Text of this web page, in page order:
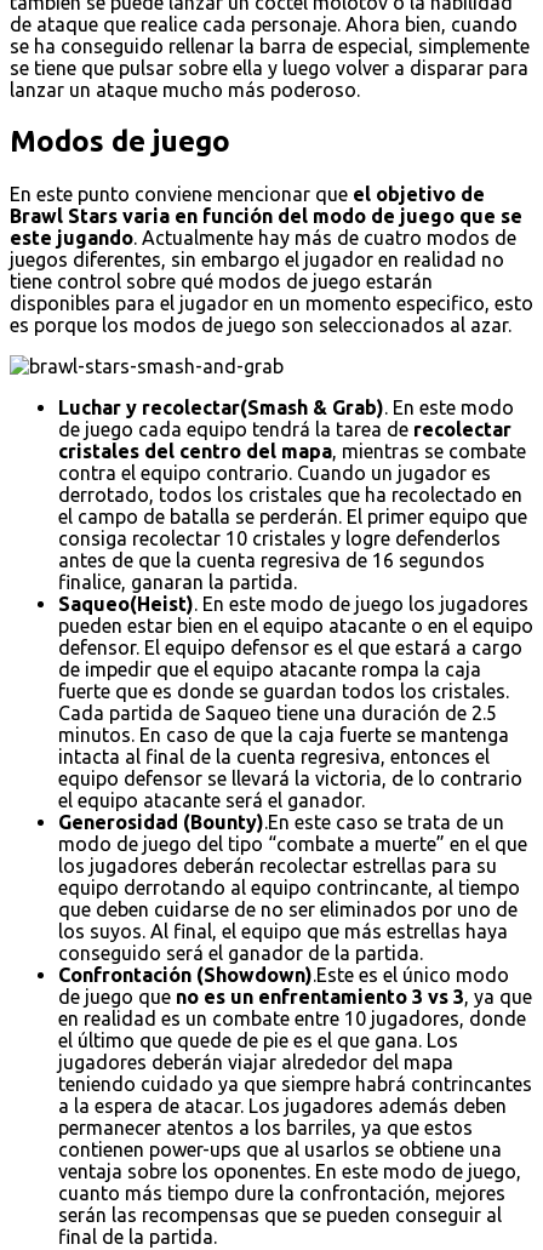
de ataque que realice cada personaje. Ahora bien, cuando
se ha conseguido rellenar la barra de especial, simplemente
se tiene que pulsar sobre ella y luego volver a disparar para
lanzar un ataque mucho más poderoso.
Modos de juego
En este punto conviene mencionar que el objetivo de
Brawl Stars varia en función del modo de juego que se
este jugando. Actualmente hay más de cuatro modos de
juegos diferentes, sin embargo el jugador en realidad no
tiene control sobre qué modos de juego estarán
disponibles para el jugador en un momento especifico, esto
es porque los modos de juego son seleccionados al azar.
Luchar y recolectar(Smash & Grab). En este modo
de juego cada equipo tendrá la tarea de recolectar
cristales del centro del mapa, mientras se combate
contra el equipo contrario. Cuando un jugador es
derrotado, todos los cristales que ha recolectado en
el campo de batalla se perderán. El primer equipo que
consiga recolectar 10 cristales y logre defenderlos
antes de que la cuenta regresiva de 16 segundos
finalice, ganaran la partida.
Saqueo(Heist). En este modo de juego los jugadores
pueden estar bien en el equipo atacante o en el equipo
defensor. El equipo defensor es el que estará a cargo
de impedir que el equipo atacante rompa la caja
fuerte que es donde se guardan todos los cristales.
Cada partida de Saqueo tiene una duración de 2.5
minutos. En caso de que la caja fuerte se mantenga
intacta al final de la cuenta regresiva, entonces el
equipo defensor se llevará la victoria, de lo contrario
el equipo atacante será el ganador.
Generosidad (Bounty).En este caso se trata de un
modo de juego del tipo “combate a muerte” en el que
los jugadores deberán recolectar estrellas para su
equipo derrotando al equipo contrincante, al tiempo
que deben cuidarse de no ser eliminados por uno de
los suyos. Al final, el equipo que más estrellas haya
conseguido será el ganador de la partida.
Confrontación (Showdown).Este es el único modo
de juego que no es un enfrentamiento 3 vs 3, ya que
en realidad es un combate entre 10 jugadores, donde
el último que quede de pie es el que gana. Los
jugadores deberán viajar alrededor del mapa
teniendo cuidado ya que siempre habrá contrincantes
a la espera de atacar. Los jugadores además deben
permanecer atentos a los barriles, ya que estos
contienen power-ups que al usarlos se obtiene una
ventaja sobre los oponentes. En este modo de juego,
cuanto más tiempo dure la confrontación, mejores
serán las recompensas que se pueden conseguir al
final de la partida.